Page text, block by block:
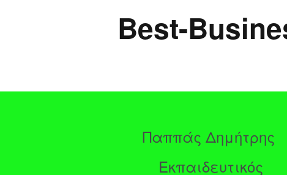
Best-
Παππάς Δημήτρης
Εκπαιδευτικός